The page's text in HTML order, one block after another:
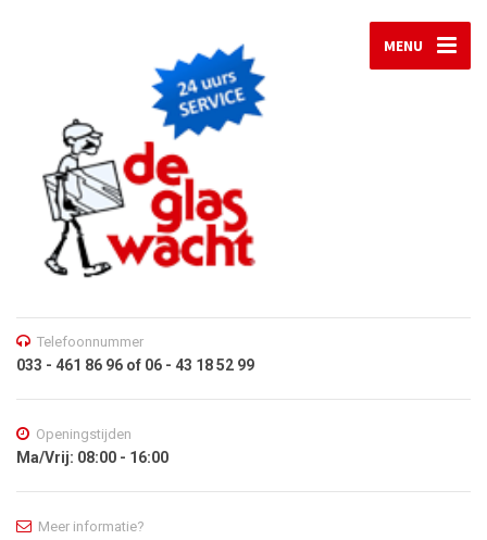
MENU
Telefoonnummer
033 - 461 86 96 of 06 - 43 18 52 99
Openingstijden
Ma/Vrij: 08:00 - 16:00
Meer informatie?